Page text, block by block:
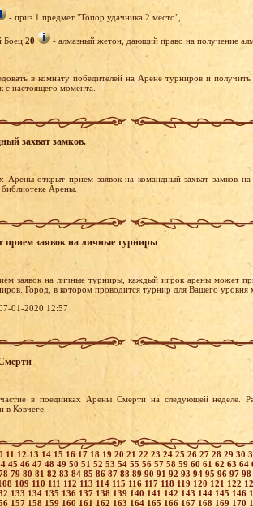
- приз 1 предмет "Топор удачника 2 место",
Боец 20 - алмазный жетон, дающий право на получение
в комнату победителей на Арене турниров и
настоящего момента.
захват замков.
открыт прием заявок на командный захват замков
библиотеке Арены.
прием заявок на личные турниры
заявок на личные турниры, каждый игрок арены может
Город, в котором проводится турнир для Вашего уровня
01-2020 12:57
в поединках Арены Смерти на следующей неделе.
в Ковчеге.
11 1213 14 15 16 17 18 19 20 21 22 23 24 25 26 27 28 29 30
45 46 47 48 49 50 51 52 53 54 55 56 57 58 5960 61 62 63 64
79 80 81 82 83 84 85 86 87 88 89 90 91 92 93 94 95 96 97 98
109 110 111 112 113 114 115 116 117 118 119 120 121 122
133 134 135 136 137 138 139 140 141 142 143 144 145 146
157 158 159 160 161 162 163 164 165 166 167 168 169 170